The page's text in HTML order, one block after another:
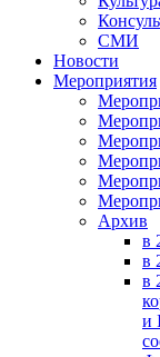
СМИ
Новости
Мероприятия
Архив
в
в
в
и